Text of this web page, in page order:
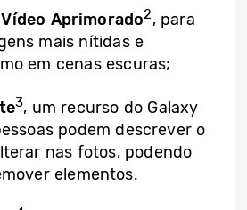
Aprimorado2, para
mais nítidas e
em cenas escuras;
3, um recurso do Galaxy
podem descrever o
nas fotos, podendo
elementos.